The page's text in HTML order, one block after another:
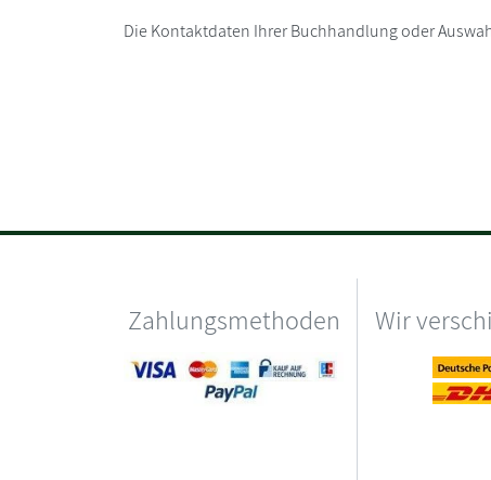
Die Kontaktdaten Ihrer Buchhandlung oder
Zahlungsmethoden Wir